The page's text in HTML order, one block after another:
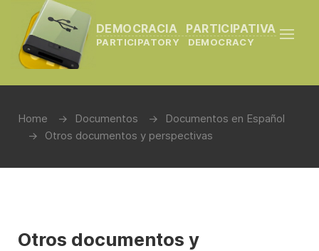
DEMOCRACIA PARTICIPATIVA
PARTICIPATORY DEMOCRACY
Home Documentos
Documentos en Español
Otros documentos y perspectivas
Otros documentos y